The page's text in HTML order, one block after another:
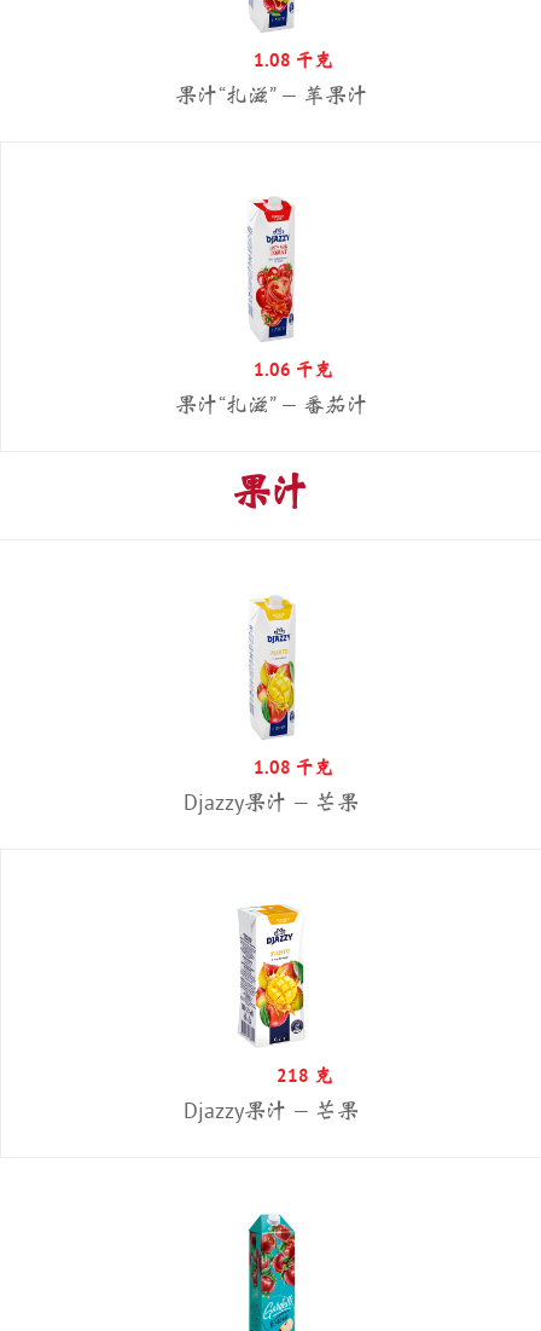
1.08 千克
果汁“扎滋” — 苹果汁
1.06 千克
果汁“扎滋” — 番茄汁
果汁
1.08 千克
Djazzy果汁 — 芒果
218 克
Djazzy果汁 — 芒果